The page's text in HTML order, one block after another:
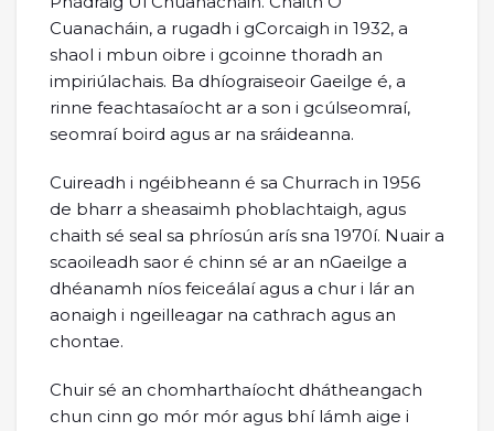
Cuanacháin, a rugadh i gCorcaigh in 1932, a
shaol i mbun oibre i gcoinne thoradh an
impiriúlachais. Ba dhíograiseoir Gaeilge é, a
rinne feachtasaíocht ar a son i gcúlseomraí,
seomraí boird agus ar na sráideanna.
Cuireadh i ngéibheann é sa Churrach in 1956
de bharr a sheasaimh phoblachtaigh, agus
chaith sé seal sa phríosún arís sna 1970í. Nuair a
scaoileadh saor é chinn sé ar an nGaeilge a
dhéanamh níos feiceálaí agus a chur i lár an
aonaigh i ngeilleagar na cathrach agus an
chontae.
Chuir sé an chomharthaíocht dhátheangach
chun cinn go mór mór agus bhí lámh aige i